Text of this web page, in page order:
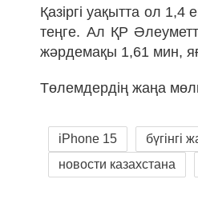
Қазіргі уақытта ол
теңге. Ал ҚР
жәрдемақы 1,61 мин,
Төлемдердің жаңа
iPhone 15 бүгінгі
новости казахстана